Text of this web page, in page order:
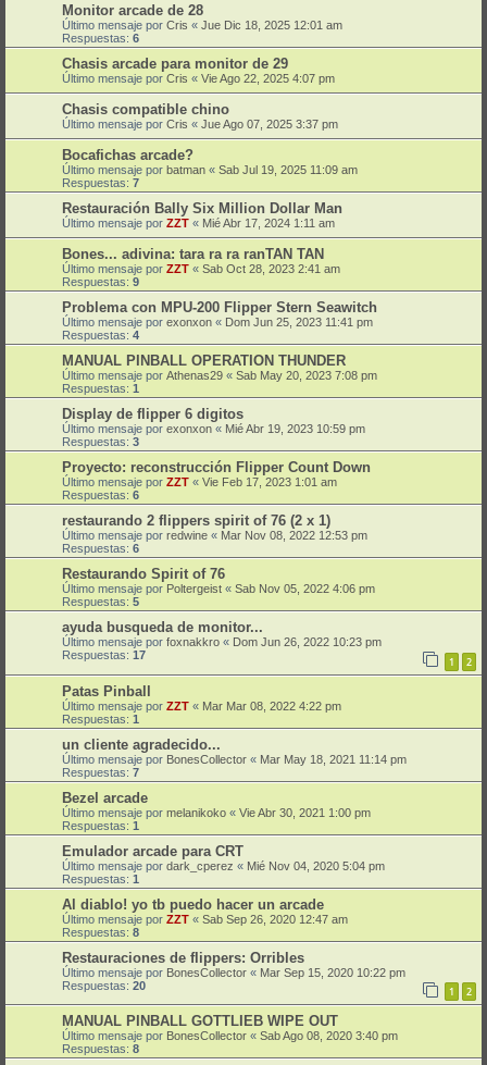
Monitor arcade de 28
Último mensaje por Cris « Jue Dic 18, 2025 12:01 am
Respuestas: 6
Chasis arcade para monitor de 29
Último mensaje por Cris « Vie Ago 22, 2025 4:07 pm
Chasis compatible chino
Último mensaje por Cris « Jue Ago 07, 2025 3:37 pm
Bocafichas arcade?
Último mensaje por batman « Sab Jul 19, 2025 11:09 am
Respuestas: 7
Restauración Bally Six Million Dollar Man
Último mensaje por ZZT « Mié Abr 17, 2024 1:11 am
Bones... adivina: tara ra ra ranTAN TAN
Último mensaje por ZZT « Sab Oct 28, 2023 2:41 am
Respuestas: 9
Problema con MPU-200 Flipper Stern Seawitch
Último mensaje por exonxon « Dom Jun 25, 2023 11:41 pm
Respuestas: 4
MANUAL PINBALL OPERATION THUNDER
Último mensaje por Athenas29 « Sab May 20, 2023 7:08 pm
Respuestas: 1
Display de flipper 6 digitos
Último mensaje por exonxon « Mié Abr 19, 2023 10:59 pm
Respuestas: 3
Proyecto: reconstrucción Flipper Count Down
Último mensaje por ZZT « Vie Feb 17, 2023 1:01 am
Respuestas: 6
restaurando 2 flippers spirit of 76 (2 x 1)
Último mensaje por redwine « Mar Nov 08, 2022 12:53 pm
Respuestas: 6
Restaurando Spirit of 76
Último mensaje por Poltergeist « Sab Nov 05, 2022 4:06 pm
Respuestas: 5
ayuda busqueda de monitor...
Último mensaje por foxnakkro « Dom Jun 26, 2022 10:23 pm
Respuestas: 17 1 2
Patas Pinball
Último mensaje por ZZT « Mar Mar 08, 2022 4:22 pm
Respuestas: 1
un cliente agradecido...
Último mensaje por BonesCollector « Mar May 18, 2021 11:14 pm
Respuestas: 7
Bezel arcade
Último mensaje por melanikoko « Vie Abr 30, 2021 1:00 pm
Respuestas: 1
Emulador arcade para CRT
Último mensaje por dark_cperez « Mié Nov 04, 2020 5:04 pm
Respuestas: 1
Al diablo! yo tb puedo hacer un arcade
Último mensaje por ZZT « Sab Sep 26, 2020 12:47 am
Respuestas: 8
Restauraciones de flippers: Orribles
Último mensaje por BonesCollector « Mar Sep 15, 2020 10:22 pm
Respuestas: 20 1 2
MANUAL PINBALL GOTTLIEB WIPE OUT
Último mensaje por BonesCollector « Sab Ago 08, 2020 3:40 pm
Respuestas: 8